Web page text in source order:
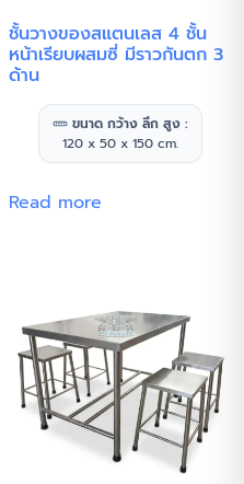
ชั้นวางของสแตนเลส 4 ชั้น
หน้าเรียบผสมซี่ มีราวกันตก 3
ด้าน
ขนาด กว้าง ลึก สูง :
120 x 50 x 150 cm.
Read more